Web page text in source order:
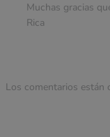
Muchas gracias
Rica
Los comentarios están